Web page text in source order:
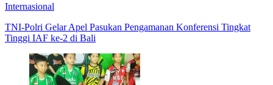
Internasional
TNI-Polri Gelar Apel Pasukan Pengamanan Konferensi Tingkat
Tinggi IAF ke-2 di Bali